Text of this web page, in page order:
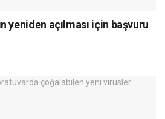
yeniden açılması için başvuru